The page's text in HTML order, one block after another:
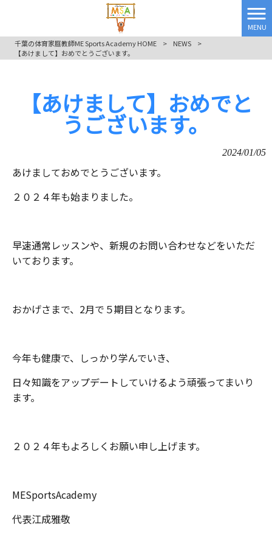
MENU
千葉の体育家庭教師ME Sports Academy HOME
> NEWS
>
【あけまして】おめでとうございます。
【あけまして】おめでと
うございます。
2024/01/05
あけましておめでとうございます。
２０２４年も始まりました。
早速通常レッスンや、新規のお問い合わせなどをいただ
いております。
おかげさまで、2月で５期目となります。
今年も健康で、しっかり学んでいき、
日々知識をアップデートしていけるよう頑張ってまいり
ます。
２０２４年もよろしくお願い申し上げます。
MESportsAcademy
代表江成雅敬